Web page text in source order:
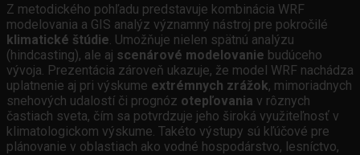
Z metodického pohľadu predstavuje kombinácia WRF
modelovania a GIS analýz významný nástroj pre pokročilé
klimatické štúdie. Umožňuje nielen spätnú analýzu
(hindcasting), ale aj scenárové modelovanie budúceho
vývoja. Prezentácia zároveň ukazuje, že model WRF nachádza
uplatnenie aj pri výskume extrémnych zrážok, mimoriadnych
snehových udalostí či prognóz otepľovania v rôznych
častiach sveta, čím sa potvrdzuje jeho široká využiteľnosť v
klimatologickom výskume. Takéto výstupy sú kľúčové pre
plánovanie v oblastiach ako vodné hospodárstvo, lesníctvo,